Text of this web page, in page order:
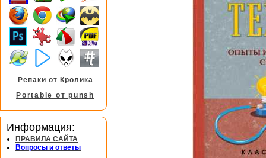
Репаки от Кролика
Portable от punsh
Информация:
ПРАВИЛА САЙТА
Вопросы и ответы